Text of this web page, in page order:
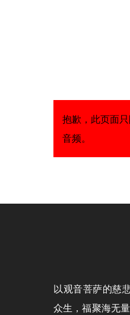
Hit enter to
抱歉，此页面
音频。
以观音菩萨的慈
众生，福聚海无